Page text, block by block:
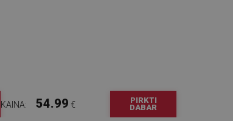
KAINA: 54.99 €
PIRKTI
DABAR